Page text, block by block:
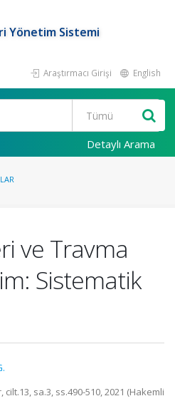
Yönetim Sistemi
Araştırmacı Girişi English
Detaylı Arama
ve Travma
Sistematik
sa.3, ss.490-510, 2021 (Hakemli